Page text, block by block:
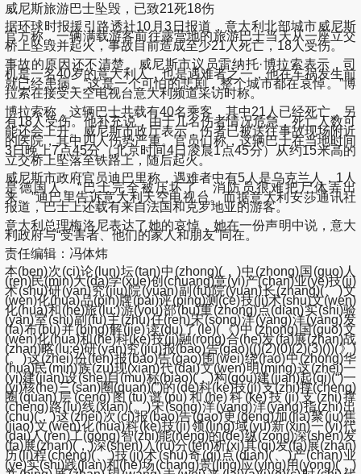
威尼斯旅游巴士坠毁，已致21死18伤
据环球时报援引路透社10月3日报道，意大利北部城市威尼斯
官方称，一辆满载游客前往露营地的旅游巴士当天从一座立交
桥上坠毁并起火，事故目前造成至少21人死亡，18人受伤。
事故的原因还不清楚。威尼斯市议员雷纳托·博拉索表示，司
机是一名40岁的意大利人，也是遇难者之一，他在车祸发生前
就已经患病。“这是一个可怕的悲剧，整个城市都在哀悼。”博
拉索在接受天空电视台意大利频道采访时称。
博拉索称，这辆巴士共载有40名乘客，其中21人已经死亡，另
有18人受伤。他补充说，由于几名伤者情况危急，死亡人数可
能还会上升。威尼斯市政厅表示，伤者已被送往事故现场附近
的医院，其中四人伤势严重。官员们称，这辆巴士在当地时间
3日晚上7点45分（北京时间4日凌晨1点45分）从约15米高的
立交桥上坠落至铁路上，随后起火。
威尼斯市政府官员迪巴里称，遇难者中有5人是乌克兰人，1人
是德国人。“巴士完全被压坏了，消防员很难把尸体弄出
来。”迪巴里告诉意大利天空电视台。而据意大利安莎通讯社
报道，巴士上还载有来自法国和克罗地亚的游客。
意大利总理梅洛尼表达了她的哀悼，她在一份声明中说，意大
利政府与“受害者、他们的家人和朋友”同在。
责任编辑：冯体炜
本(ben)次(ci)论(lun)坛(tan)中(zhong)(，)中(zhong)国(guo)人
(ren)民(min)大(da)学(xue)创(chuang)意(yi)产(chan)业(ye)技(ji)
术(shu)研(yan)究(jiu)院(yuan)副(fu)院(yuan)长(zhang)(、)文
(wen)化(hua)品(pin)牌(pai)评(ping)测(ce)技(ji)术(shu)文(wen)
化(hua)和(he)旅(lu:)游(you)部(bu)重(zhong)点(dian)实(shi)验
(yan)室(shi)副(fu)主(zhu)任(ren)宋(song)洋(yang)洋(yang)发
(fa)布(bu)并(bing)解(jie)读(du)了(le)(《)中(zhong)国(guo)文
(wen)化(hua)和(he)科(ke)技(ji)融(rong)合(he)发(fa)展(zhan)战
(zhan)略(lu:e)研(yan)究(jiu)报(bao)告(gao)(()(2)(0)(2)(3)())(》)
(。)这(zhei)份(fen)报(bao)告(gao)围(wei)绕(rao)中(zhong)华
(hua)民(min)族(zu)现(xian)代(dai)文(wen)明(ming)这(zhei)一
(yi)建(jian)设(she)目(mu)标(biao)(，)构(gou)建(jian)起(qi)(“)一
(yi)核(he)三(san)圈(quan)(”)的(de)科(ke)技(ji)支(zhi)撑(cheng)
圈(quan)层(ceng)图(tu)谱(pu)和(he)科(ke)技(ji)支(zhi)撑
(cheng)路(lu)线(xian)(。)宋(song)洋(yang)洋(yang)指(zhi)出
(chu)(，)这(zhei)次(ci)报(bao)告(gao)更(geng)加(jia)聚(ju)焦
(jiao)文(wen)化(hua)科(ke)技(ji)领(ling)域(yu)新(xin)一(yi)代
(dai)人(ren)工(gong)智(zhi)能(neng)的(de)纵(zong)深(shen)发
(fa)展(zhan)(，)深(shen)入(ru)分(fen)析(xi)其(qi)发(fa)展(zhan)
历(li)程(cheng)(、)技(ji)术(shu)奇(qi)点(dian)(、)产(chan)业
(ye)实(shi)践(jian)和(he)场(chang)景(jing)应(ying)用(yong)(，)